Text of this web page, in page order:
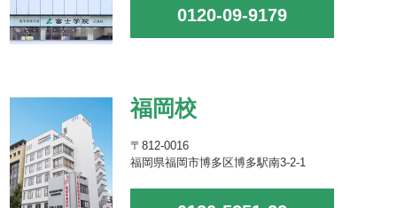
0120-09-9179
福岡校
〒812-0016
福岡県福岡市博多区博多駅南3-2-1